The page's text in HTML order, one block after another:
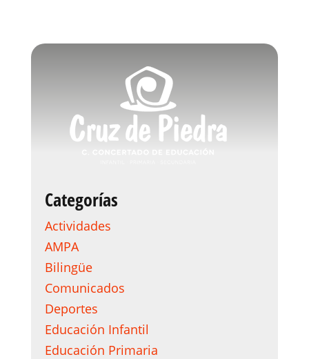
Categorías
Actividades
AMPA
Bilingüe
Comunicados
Deportes
Educación Infantil
Educación Primaria